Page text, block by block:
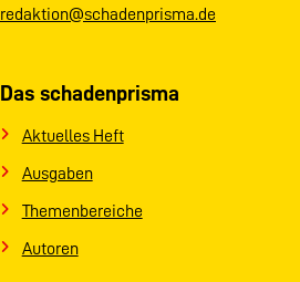
redaktion@schadenprisma.de
Das schadenprisma
Aktuelles Heft
Ausgaben
Themenbereiche
Autoren